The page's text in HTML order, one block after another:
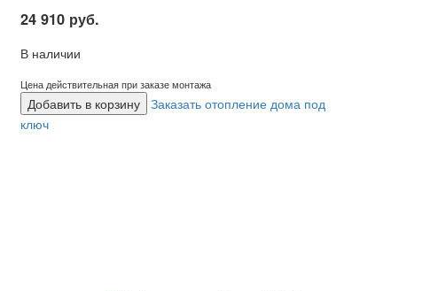
24 910 руб.
В наличии
Цена действительная при заказе монтажа
Добавить в корзину Заказать отопление дома под
ключ